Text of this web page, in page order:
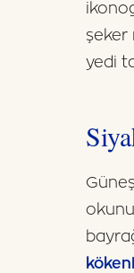
şeker
yedi